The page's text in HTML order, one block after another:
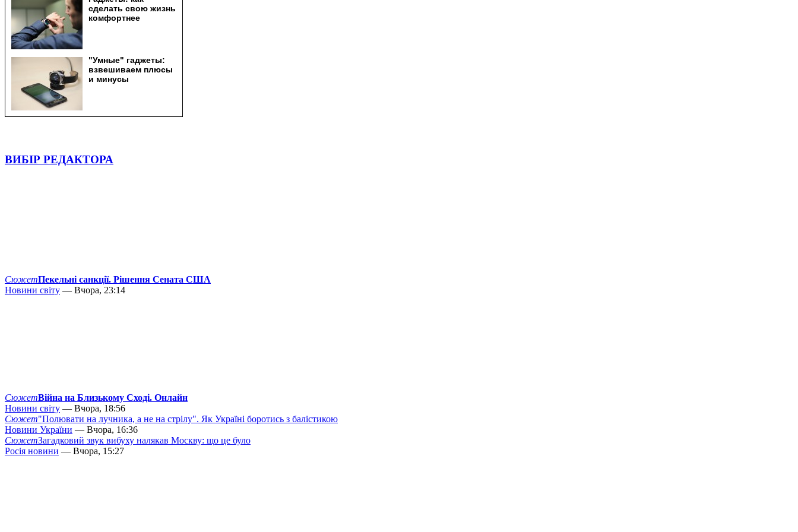
ВИБІР РЕДАКТОРА
СюжетПекельні санкції. Рішення Сената США
Новини світу — Вчора, 23:14
СюжетВійна на Близькому Сході. Онлайн
Новини світу — Вчора, 18:56
Сюжет"Полювати на лучника, а не на стрілу". Як Україні боротись з балістикою
Новини України — Вчора, 16:36
СюжетЗагадковий звук вибуху налякав Москву: що це було
Росія новини — Вчора, 15:27